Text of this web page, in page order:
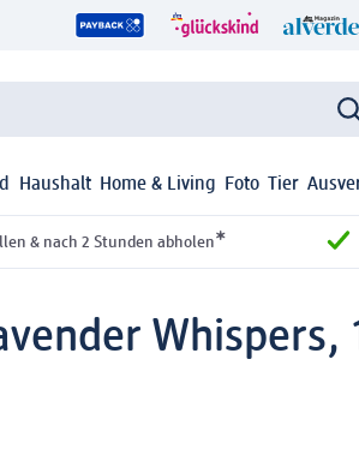
Haushalt Home & Living Foto Tier
& nach 2 Stunden abholen*
Whispers,